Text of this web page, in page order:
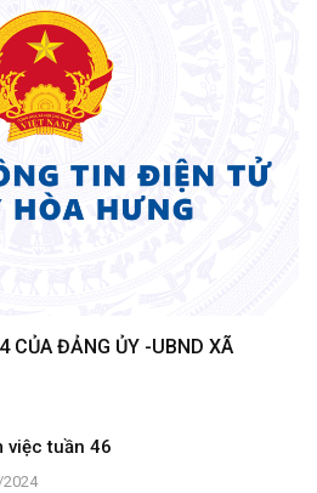
CỦA ĐẢNG ỦY -UBND XÃ
việc tuần 46